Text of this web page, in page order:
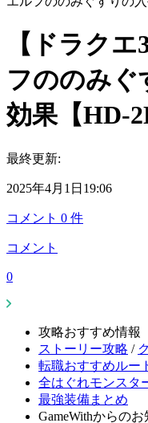
【ドラク
フののみぐ
効果【HD-
最終更新:
2025年4月1日19:06
コメント 0 件
コメント
0
攻略おすすめ情報
ストーリー攻略 /
転職おすすめルー
全はぐれモンスタ
最強装備まとめ
GameWithからの